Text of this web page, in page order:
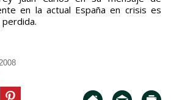
en la actual España en crisis es